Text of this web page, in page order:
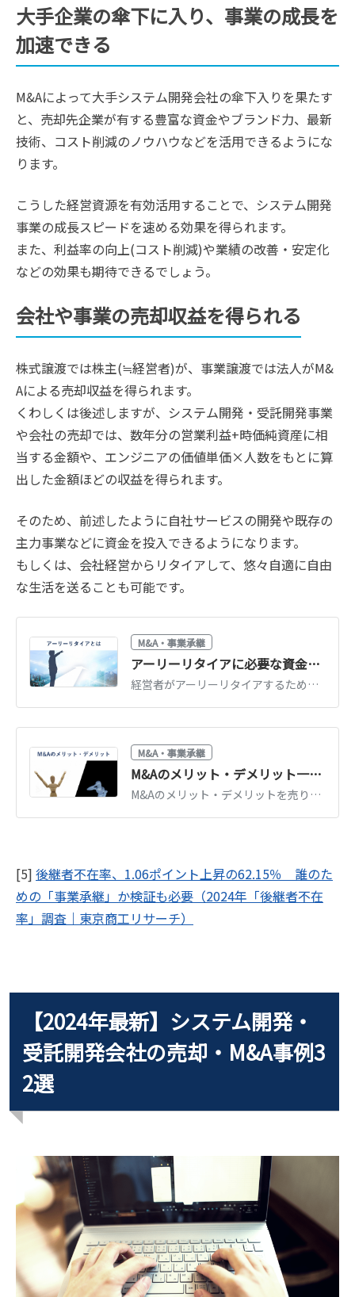
大手企業の傘下に入り、事業の成長を
加速できる
M&Aによって大手システム開発会社の傘下入りを果たす
と、売却先企業が有する豊富な資金やブランド力、最新
技術、コスト削減のノウハウなどを活用できるようにな
ります。
こうした経営資源を有効活用することで、システム開発
事業の成長スピードを速める効果を得られます。
また、利益率の向上(コスト削減)や業績の改善・安定化
などの効果も期待できるでしょう。
会社や事業の売却収益を得られる
株式譲渡では株主(≒経営者)が、事業譲渡では法人がM&
Aによる売却収益を得られます。
くわしくは後述しますが、システム開発・受託開発事業
や会社の売却では、数年分の営業利益+時価純資産に相
当する金額や、エンジニアの価値単価×人数をもとに算
出した金額ほどの収益を得られます。
そのため、前述したように自社サービスの開発や既存の
主力事業などに資金を投入できるようになります。
もしくは、会社経営からリタイアして、悠々自適に自由
な生活を送ることも可能です。
M&A・事業承継
アーリーリタイアに必要な資金はいくら？会社売却で実現する方法【経営者向け】
経営者がアーリーリタイアするために必要な資金の目安と計算方法を解説。会社売却（M&A）でまとまった資金を確保する方法、退任後の選択肢も紹介します。
M&A・事業承継
M&Aのメリット・デメリット一覧｜売り手・買い手別にわかりやすく解説
M&Aのメリット・デメリットを売り手（事業承継・創業者利益）と買い手（事業拡大・シナジー）に分けて一覧解説。リスクを抑えるためのポイントも紹介します。
[5] 後継者不在率、1.06ポイント上昇の62.15％ 誰のた
めの「事業承継」か検証も必要（2024年「後継者不在
率」調査｜東京商工リサーチ）
【2024年最新】システム開発・
受託開発会社の売却・M&A事例3
2選